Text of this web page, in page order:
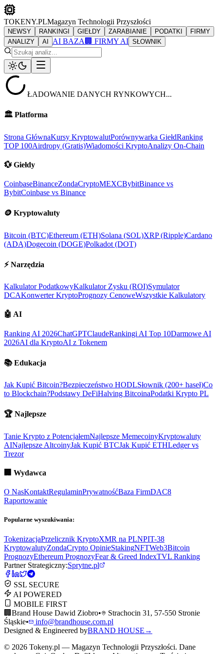
TOKENY.PLMagazyn Technologii Przyszłości
NEWSY RANKINGI GIEŁDY ZARABIANIE PODATKI
FIRMY
ANALIZY
AI AI BAZA 🏢 FIRMY AI SŁOWNIK
ŁADOWANIE DANYCH RYNKOWYCH...
🏛️ Platforma
Strona GłównaKursy KryptowalutPorównywarka GiełdRanking
TOP 100Airdropy (Gratis)Wiadomości KryptoAnalizy On-Chain
💱 Giełdy
CoinbaseBinanceZondaCryptoMEXCBybitBinance vs
BybitCoinbase vs Binance
🪙 Kryptowaluty
Bitcoin (BTC)Ethereum (ETH)Solana (SOL)XRP (Ripple)Cardano
(ADA)Dogecoin (DOGE)Polkadot (DOT)
⚡ Narzędzia
Kalkulator PodatkowyKalkulator Zysku (ROI)Symulator
DCAKonwerter KryptoPrognozy CenoweWszystkie Kalkulatory
🤖 AI
Ranking AI 2026ChatGPTClaudeRankingi AI Top 10Darmowe AI
2026AI dla KryptoAI z Tokenem
📚 Edukacja
Jak Kupić Bitcoin?Bezpieczeństwo HODLSłownik (200+ haseł)Co
to Blockchain?Podstawy DeFiHalving BitcoinaPodatki Krypto PL
🏆 Najlepsze
Tanie Krypto z PotencjałemNajlepsze MemecoinyKryptowaluty
AINajlepsze AltcoinyJak Kupić BTCJak Kupić ETHLedger vs
Trezor
🏢 Wydawca
O NasKontaktRegulaminPrywatnośćBaza FirmDAC8
Raportowanie
Popularne wyszukiwania:
TokenizacjaPrzelicznik KryptoXMR na PLNPIT-38
KryptowalutyZondaCrypto OpinieStakingNFTWeb3Bitcoin
PrognozyEthereum PrognozyFear & Greed IndexTVL Ranking
Partner Strategiczny:Sprytne.pl
SSL SECURE
AI POWERED
MOBILE FIRST
🏢 Brand House Dawid Ziobro•
Strachocin 31, 57-550 Stronie
Śląskie•
info@brandhouse.com.pl
Designed & Engineered byBRAND HOUSE →
© 2026 Tokeny.pl — Magazyn Technologii Przyszłości. Dane